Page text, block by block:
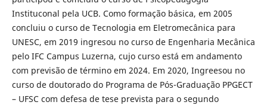
Instituconal pela UCB. Como formação básica, em 2005
concluiu o curso de Tecnologia em Eletromecânica para
UNESC, em 2019 ingresou no curso de Engenharia Mecânica
pelo IFC Campus Luzerna, cujo curso está em andamento
com previsão de término em 2024. Em 2020, Ingreesou no
curso de doutorado do Programa de Pós-Graduação PPGECT
– UFSC com defesa de tese prevista para o segundo